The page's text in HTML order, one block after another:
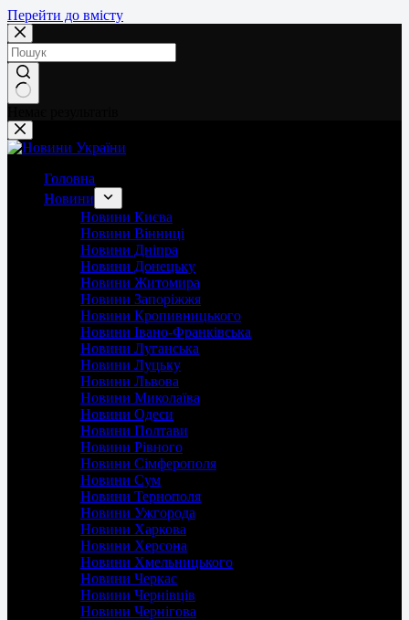
Перейти до вмісту
Головна
Новини
Новини Києва
Новини Вінниці
Новини Дніпра
Новини Донецьку
Новини Житомира
Новини Запоріжжя
Новини Кропивницького
Новини Івано-Франківська
Новини Луганська
Новини Луцьку
Новини Львова
Новини Миколаїва
Новини Одеси
Новини Полтави
Новини Рівного
Новини Сімферополя
Новини Сум
Новини Тернополя
Новини Ужгорода
Новини Харкова
Новини Херсона
Новини Хмельницького
Новини Черкас
Новини Чернівців
Новини Чернігова